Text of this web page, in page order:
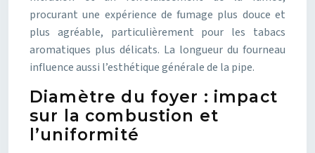
procurant une expérience de fumage plus douce et
plus agréable, particulièrement pour les tabacs
aromatiques plus délicats. La longueur du fourneau
influence aussi l’esthétique générale de la pipe.
Diamètre du foyer : impact
sur la combustion et
l’uniformité